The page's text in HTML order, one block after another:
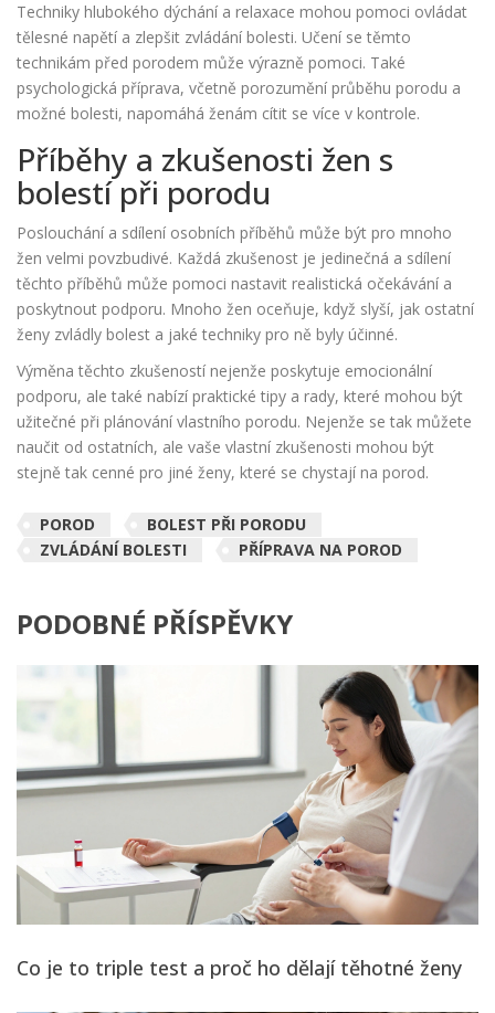
Techniky hlubokého dýchání a relaxace mohou pomoci ovládat
tělesné napětí a zlepšit zvládání bolesti. Učení se těmto
technikám před porodem může výrazně pomoci. Také
psychologická příprava, včetně porozumění průběhu porodu a
možné bolesti, napomáhá ženám cítit se více v kontrole.
Příběhy a zkušenosti žen s
bolestí při porodu
Poslouchání a sdílení osobních příběhů může být pro mnoho
žen velmi povzbudivé. Každá zkušenost je jedinečná a sdílení
těchto příběhů může pomoci nastavit realistická očekávání a
poskytnout podporu. Mnoho žen oceňuje, když slyší, jak ostatní
ženy zvládly bolest a jaké techniky pro ně byly účinné.
Výměna těchto zkušeností nejenže poskytuje emocionální
podporu, ale také nabízí praktické tipy a rady, které mohou být
užitečné při plánování vlastního porodu. Nejenže se tak můžete
naučit od ostatních, ale vaše vlastní zkušenosti mohou být
stejně tak cenné pro jiné ženy, které se chystají na porod.
POROD
BOLEST PŘI PORODU
ZVLÁDÁNÍ BOLESTI
PŘÍPRAVA NA POROD
PODOBNÉ PŘÍSPĚVKY
Co je to triple test a proč ho dělají těhotné ženy